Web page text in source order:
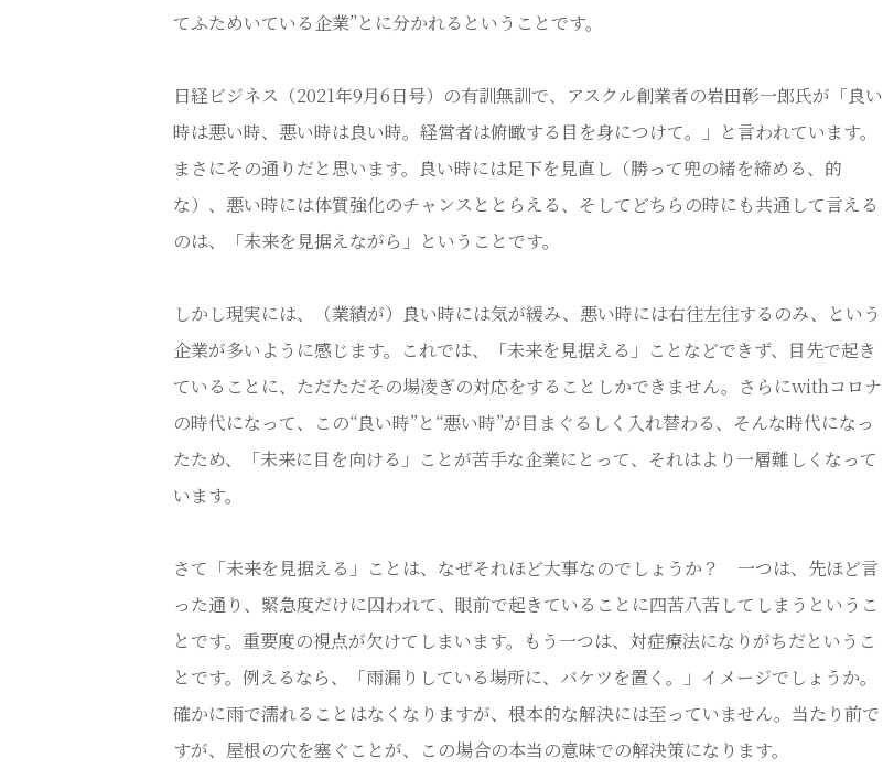
てふためいている企業”とに分かれるということです。
日経ビジネス（2021年9月6日号）の有訓無訓で、アスクル創業者の岩田彰一郎氏が「良い
時は悪い時、悪い時は良い時。経営者は俯瞰する目を身につけて。」と言われています。
まさにその通りだと思います。良い時には足下を見直し（勝って兜の緒を締める、的
な）、悪い時には体質強化のチャンスととらえる、そしてどちらの時にも共通して言える
のは、「未来を見据えながら」ということです。
しかし現実には、（業績が）良い時には気が緩み、悪い時には右往左往するのみ、という
企業が多いように感じます。これでは、「未来を見据える」ことなどできず、目先で起き
ていることに、ただただその場凌ぎの対応をすることしかできません。さらにwithコロナ
の時代になって、この“良い時”と“悪い時”が目まぐるしく入れ替わる、そんな時代になっ
たため、「未来に目を向ける」ことが苦手な企業にとって、それはより一層難しくなって
います。
さて「未来を見据える」ことは、なぜそれほど大事なのでしょうか？ 一つは、先ほど言
った通り、緊急度だけに囚われて、眼前で起きていることに四苦八苦してしまうというこ
とです。重要度の視点が欠けてしまいます。もう一つは、対症療法になりがちだというこ
とです。例えるなら、「雨漏りしている場所に、バケツを置く。」イメージでしょうか。
確かに雨で濡れることはなくなりますが、根本的な解決には至っていません。当たり前で
すが、屋根の穴を塞ぐことが、この場合の本当の意味での解決策になります。